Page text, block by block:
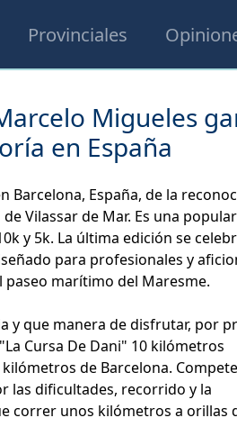
Provinciales
Migueles
en España
Barcelona, España, de la
Vilassar de Mar. Es una
y 5k. La última edición se
para profesionales y
marítimo del Maresme.
y que manera de disfrutar, por
Cursa De Dani" 10 kilómetros
kilómetros de Barcelona.
las dificultades, recorrido y la
correr unos kilómetros a orillas